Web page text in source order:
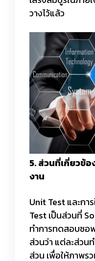
วางไว้แล้ว
5. ส่วนที่เกี่ยวข้
งาน
Unit Test และกา
Test เป็นส่วนที่
ทำการทดสอบซ
ส่วนว่า แต่ละส่วน
ส่วน เพื่อให้ภาพร